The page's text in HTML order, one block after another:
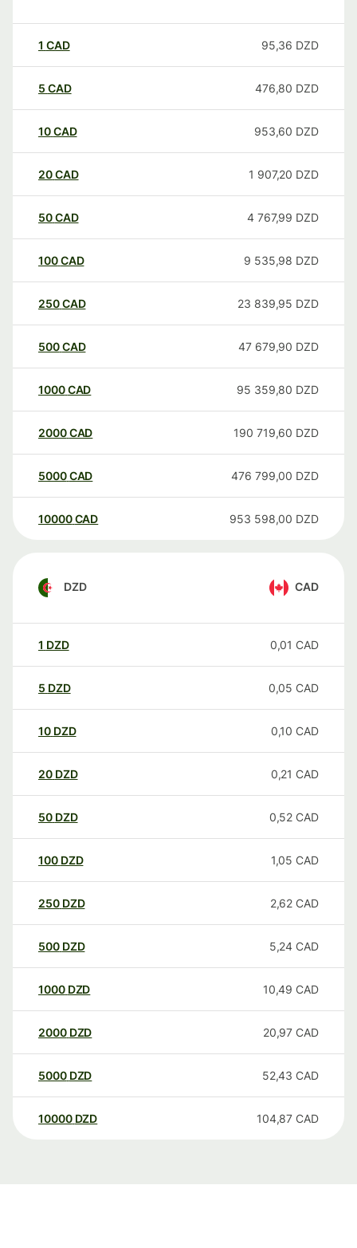
1 CAD 95,36 DZD
5 CAD 476,80 DZD
10CAD 953,60 DZD
20CAD 1 907,20 DZD
50CAD 4 767,99 DZD
100CAD 9 535,98 DZD
250CAD 23 839,95 DZD
500CAD 47 679,90 DZD
1000CAD 95 359,80 DZD
2000CAD 190 719,60 DZD
5000CAD 476 799,00 DZD
10000 CAD 953 598,00 DZD
DZD CAD
1 DZD 0,01 CAD
5 DZD 0,05 CAD
10 DZD 0,10 CAD
20 DZD 0,21 CAD
50 DZD 0,52 CAD
100 DZD 1,05 CAD
250 DZD 2,62 CAD
500 DZD 5,24 CAD
1000 DZD 10,49 CAD
2000 DZD 20,97 CAD
5000 DZD 52,43 CAD
10000 DZD 104,87 CAD